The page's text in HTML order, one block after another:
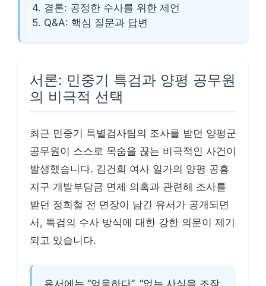
4. 결론: 공정한 수사를 위한 제언
5. Q&A: 핵심 질문과 답변
서론: 민중기 특검과 양평 공무원
의 비극적 선택
최근 민중기 특별검사팀의 조사를 받던 양평군
공무원이 스스로 목숨을 끊는 비극적인 사건이
발생했습니다. 김건희 여사 일가의 양평 공흥
지구 개발부담금 면제 의혹과 관련해 조사를
받던 정희철 전 면장이 남긴 유서가 공개되면
서, 특검의 수사 방식에 대한 강한 의문이 제기
되고 있습니다.
유서에는 “억울하다”, “없는 사실을 조작